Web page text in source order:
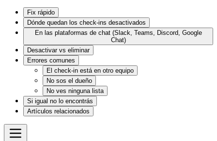
Fix rápido
Dónde quedan los check-ins desactivados
En las plataformas de chat (Slack, Teams, Discord, Google
Chat)
Desactivar vs eliminar
Errores comunes
El check-in está en otro equipo
No sos el dueño
No ves ninguna lista
Si igual no lo encontrás
Artículos relacionados